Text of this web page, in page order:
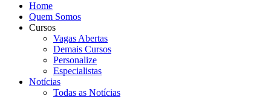
Home
Quem Somos
Cursos
Vagas Abertas
Demais Cursos
Personalize
Especialistas
Notícias
Todas as Notícias